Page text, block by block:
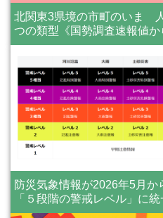
北関東3県境の市町のいま
つの類型《国勢調査速報値か
防災気象情報が2026年5月
「５段階の警戒レベル」に